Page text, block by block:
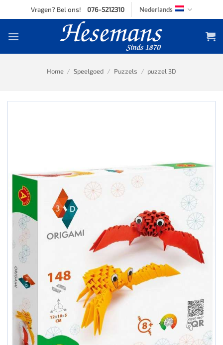
to
Vragen? Bel ons! 076-5212310 Nederlands
Home / Speelgoed / Puzzels / puzzel 3D